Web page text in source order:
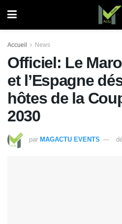
Accueil News
Officiel: Le
et l’Espagne
hôtes de la
2030
par MAGACTU EVENTS